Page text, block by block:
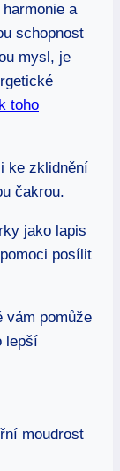
a
schopnost
mysl, je
toho
ke zklidnění
čakrou.
jako lapis
posílit
vám pomůže
lepší
moudrost